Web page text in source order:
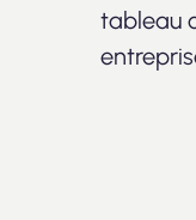
tableau